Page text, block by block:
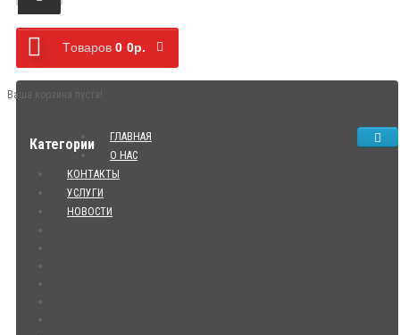
Tоваров 0 0р.
Ваша корзина пуста!
Категории
ГЛАВНАЯ
О НАС
КОНТАКТЫ
УСЛУГИ
НОВОСТИ